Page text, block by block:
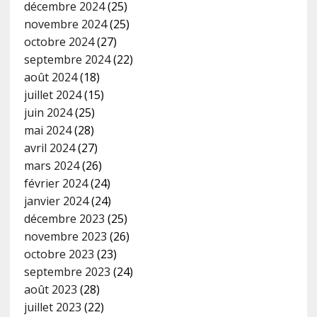
décembre 2024(25)
novembre 2024(25)
octobre 2024(27)
septembre 2024(22)
août 2024(18)
juillet 2024(15)
juin 2024(25)
mai 2024(28)
avril 2024(27)
mars 2024(26)
février 2024(24)
janvier 2024(24)
décembre 2023 (25)
novembre 2023 (26)
octobre 2023 (23)
septembre 2023 (24)
août 2023 (28)
juillet 2023 (22)